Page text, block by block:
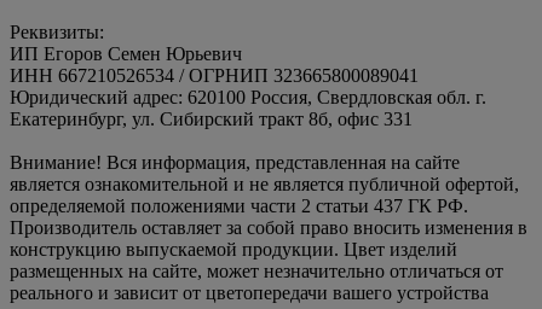
Реквизиты:
ИП Егоров Семен Юрьевич
ИНН 667210526534 / ОГРНИП 323665800089041
Юридический адрес: 620100 Россия, Свердловская обл. г.
Екатеринбург, ул. Сибирский тракт 8б, офис 331
Внимание! Вся информация, представленная на сайте
является ознакомительной и не является публичной офертой,
определяемой положениями части 2 статьи 437 ГК РФ.
Производитель оставляет за собой право вносить изменения в
конструкцию выпускаемой продукции. Цвет изделий
размещенных на сайте, может незначительно отличаться от
реального и зависит от цветопередачи вашего устройства